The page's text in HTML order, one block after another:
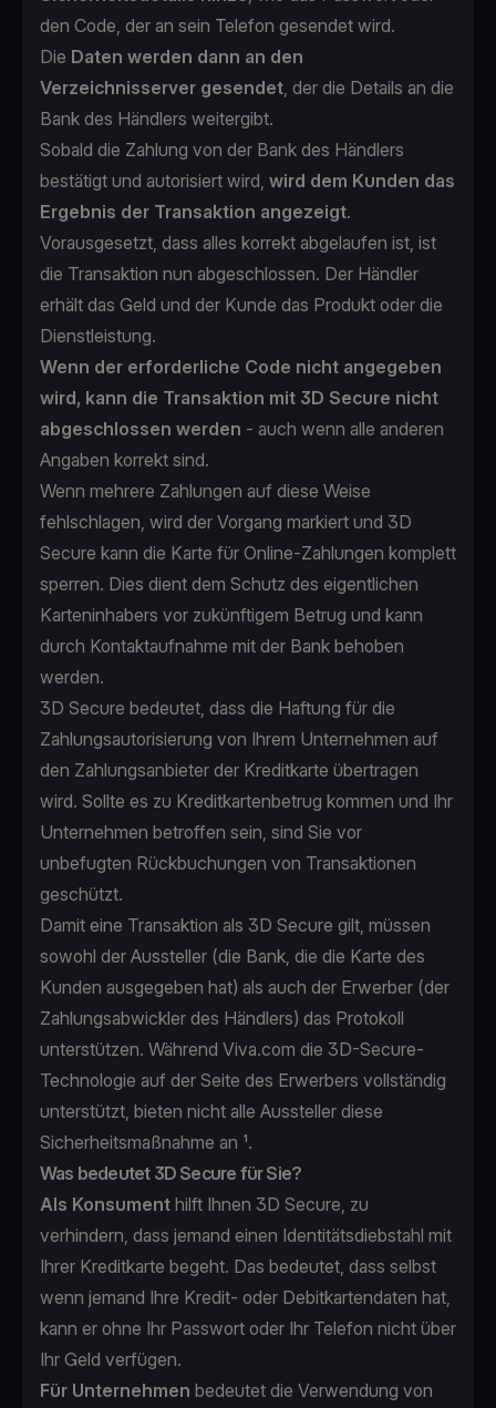
den Code, der an sein Telefon gesendet wird.
Die Daten werden dann an den
Verzeichnisserver gesendet, der die Details an die
Bank des Händlers weitergibt.
Sobald die Zahlung von der Bank des Händlers
bestätigt und autorisiert wird, wird dem Kunden das
Ergebnis der Transaktion angezeigt.
Vorausgesetzt, dass alles korrekt abgelaufen ist, ist
die Transaktion nun abgeschlossen. Der Händler
erhält das Geld und der Kunde das Produkt oder die
Dienstleistung.
Wenn der erforderliche Code nicht angegeben
wird, kann die Transaktion mit 3D Secure nicht
abgeschlossen werden - auch wenn alle anderen
Angaben korrekt sind.
Wenn mehrere Zahlungen auf diese Weise
fehlschlagen, wird der Vorgang markiert und 3D
Secure kann die Karte für Online-Zahlungen komplett
sperren. Dies dient dem Schutz des eigentlichen
Karteninhabers vor zukünftigem Betrug und kann
durch Kontaktaufnahme mit der Bank behoben
werden.
3D Secure bedeutet, dass die Haftung für die
Zahlungsautorisierung von Ihrem Unternehmen auf
den Zahlungsanbieter der Kreditkarte übertragen
wird. Sollte es zu Kreditkartenbetrug kommen und Ihr
Unternehmen betroffen sein, sind Sie vor
unbefugten Rückbuchungen von Transaktionen
geschützt.
Damit eine Transaktion als 3D Secure gilt, müssen
sowohl der Aussteller (die Bank, die die Karte des
Kunden ausgegeben hat) als auch der Erwerber (der
Zahlungsabwickler des Händlers) das Protokoll
unterstützen. Während Viva.com die 3D-Secure-
Technologie auf der Seite des Erwerbers vollständig
unterstützt, bieten nicht alle Aussteller diese
Sicherheitsmaßnahme an ¹.
Was bedeutet 3D Secure für Sie?
Als Konsument hilft Ihnen 3D Secure, zu
verhindern, dass jemand einen Identitätsdiebstahl mit
Ihrer Kreditkarte begeht. Das bedeutet, dass selbst
wenn jemand Ihre Kredit- oder Debitkartendaten hat,
kann er ohne Ihr Passwort oder Ihr Telefon nicht über
Ihr Geld verfügen.
Für Unternehmen bedeutet die Verwendung von